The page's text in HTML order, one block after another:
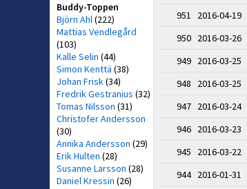
Buddy-Toppen
Björn Ahl(222)
Mattias Vendlegård
(103)
Kalle Selin (44)
Simon Kenttä (38)
Johan Frisk(34)
Fredrik Gestranius (32)
Tomas Nilsson (31)
Christofer Andersson
(30)
Annika Andersson (29)
Erik Hulten (28)
Susanne Larsson (28)
Daniel Kressin (26)
951 2016-04-19
950 2016-03-26
949 2016-03-25
948 2016-03-25
947 2016-03-24
946 2016-03-23
945 2016-03-22
944 2016-01-31